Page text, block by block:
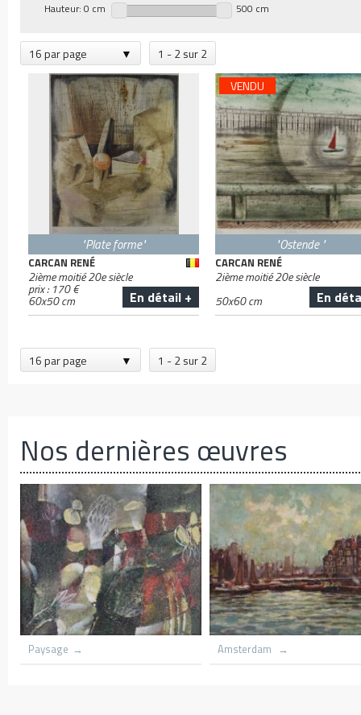
Hauteur: 0 cm
500 cm
16 par page 1 - 2 sur 2
"Plate forme"
CARCAN RENÉ
2ième moitié 20e siècle
En détail +
prix : 170€
60x50cm
VENDU
"Ostende "
CARCAN RENÉ
2ième moitié 20e siècle
En
50x60cm
16 par page 1 - 2 sur 2
Nos dernières œuvres
front Church lith flame Grounded scooners dar harbnour